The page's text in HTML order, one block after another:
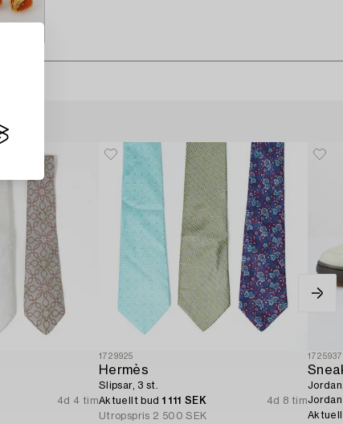
4d 4 tim
1729925
Hermès
Slipsar, 3 st.
Aktuellt bud 1 111 SEK
4d 8 tim
Utropspris 2 500 SEK
1725937